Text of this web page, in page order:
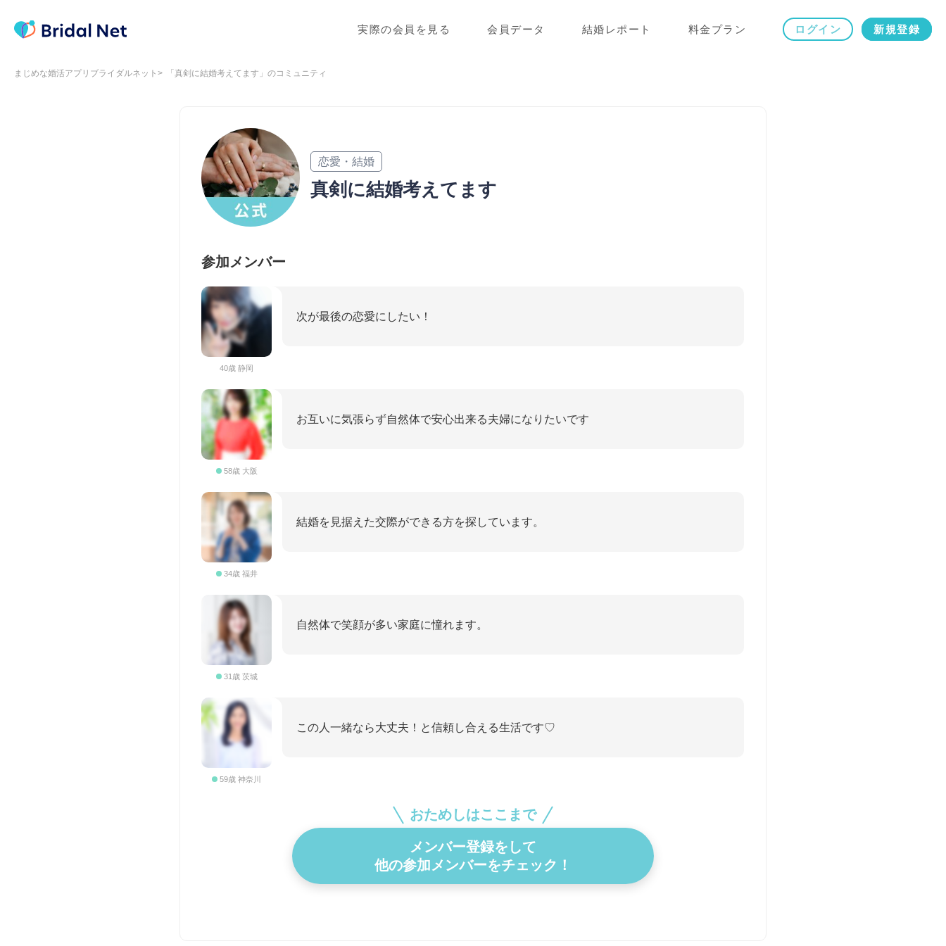
実際の会員を見る 会員データ 結婚レポート 料金プラン ログイン 新規登録
まじめな婚活アプリブライダルネット 「真剣に結婚考えてます」のコミュニティ
恋愛・結婚
真剣に結婚考えてます
参加メンバー
40歳 静岡
次が最後の恋愛にしたい！
58歳 大阪
お互いに気張らず自然体で安心出来る夫婦になりたいです
34歳 福井
結婚を見据えた交際ができる方を探しています。
31歳 茨城
自然体で笑顔が多い家庭に憧れます。
59歳 神奈川
この人一緒なら大丈夫！と信頼し合える生活です♡
おためしはここまで
メンバー登録をして
他の参加メンバーをチェック！